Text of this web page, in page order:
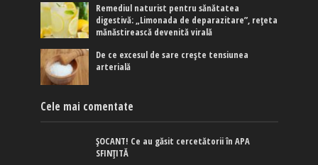
Remediul naturist pentru sănătatea
digestivă: „Limonada de deparazitare”, rețeta
mănăstirească devenită virală
De ce excesul de sare crește tensiunea
arterială
Cele mai comentate
ȘOCANT! Ce au găsit cercetătorii în APA
SFINȚITĂ